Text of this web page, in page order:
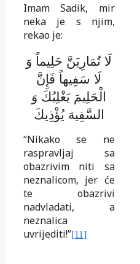
Imam Sadik, mir
neka je s njim,
rekao je:
لَا تُمَارِيَنَّ حَلِيماً وَ
لَا سَفِيهاً فَإِنَّ
الْحَلِيمَ يَغْلِبُكَ وَ
السَّفِيهَ يُؤْذِيكَ
“Nikako se ne
raspravljaj sa
obazrivim niti sa
neznalicom, jer će
te obazrivi
nadvladati, a
neznalica
uvrijediti!”[11]